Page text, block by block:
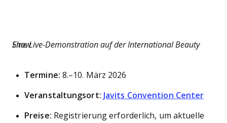
Eine Live-Demonstration auf der International Beauty Show
Termine: 8.–10. März 2026
Veranstaltungsort: Javits Convention Center
Preise: Registrierung erforderlich, um aktuelle